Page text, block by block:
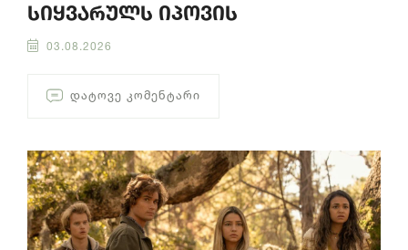
სიყვარულს იპოვის
03.08.2026
ᲓᲐᲢᲝᲕᲔ ᲙᲝᲛᲔᲜᲢᲐᲠᲘ